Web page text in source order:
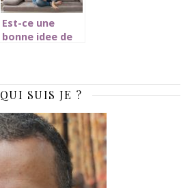
Est-ce une
bonne idee de
chez vous ?
QUI SUIS JE ?